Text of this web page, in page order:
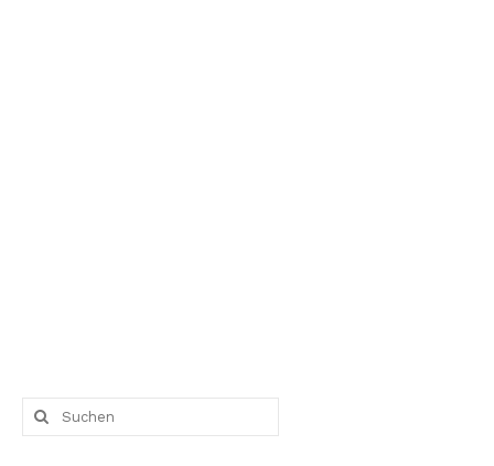
Suche
nach: